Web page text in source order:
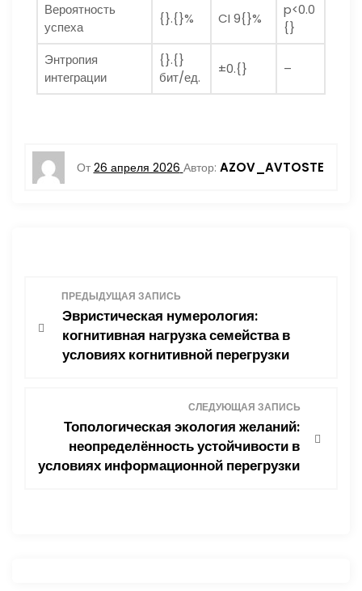
Вероятность
успеха
{}.{}% CI 9{}%
p<0.0
{}
Энтропия
интеграции
{}.{}
бит/ед.
±0.{} –
От 26 апреля 2026 Автор: AZOV_AVTOSTE
ПРЕДЫДУЩАЯ ЗАПИСЬ
Эвристическая нумерология:
когнитивная нагрузка семейства в
условиях когнитивной перегрузки
СЛЕДУЮЩАЯ ЗАПИСЬ
Топологическая экология желаний:
неопределённость устойчивости в
условиях информационной перегрузки